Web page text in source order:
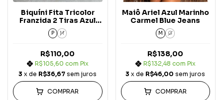
Biquíni Fita Tricolor
Franzida 2 Tiras Azul
Marinho c/ Areia e Off
White Carmel Blue
P M
R$110,00
R$105,60 com Pix
3 x de R$36,67 sem juros
COMPRAR
Maiô Ariel Azul Marinho
Carmel Blue Jeans
M G
R$138,00
R$132,48 com Pix
3 x de R$46,00 sem juros
COMPRAR